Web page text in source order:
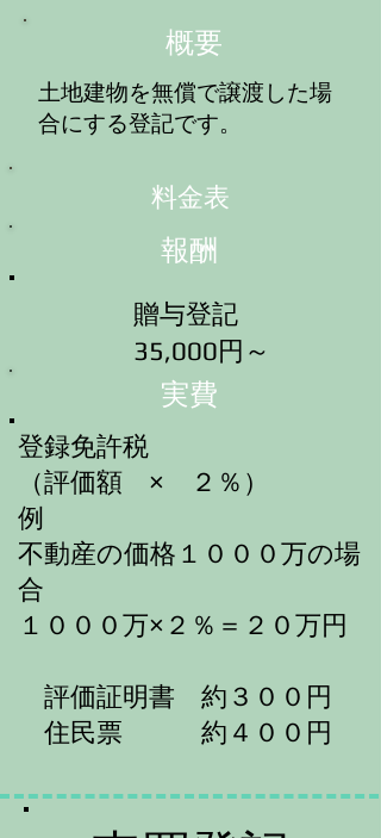
​概要
​土地建物を無償で譲渡した場
合にする登記です。
​料金表
​報酬
贈与登記
35,000円～
​実費
登録免許税
（評価額 × ２％）
例
不動産の価格１０００万の場
合
​１０００万×２％＝２０万円
評価証明書 約３００円
住民票 約４００円